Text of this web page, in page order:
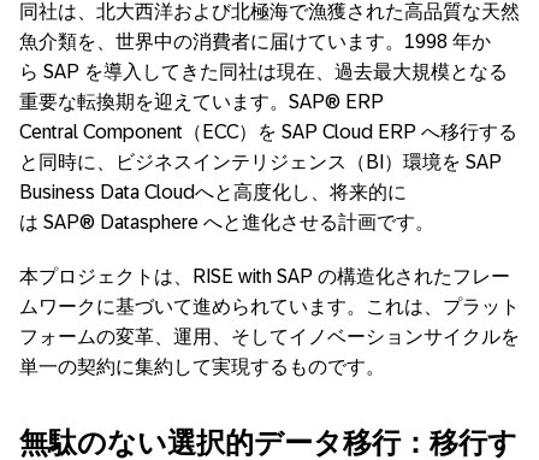
同社は、北大西洋および北極海で漁獲された高品質な天然
魚介類を、世界中の消費者に届けています。 1998 年か
ら SAP を導入してきた同社は現在、過去最大規模となる
重要な転換期を迎えています。 SAP® ERP
Central Component （ ECC） を SAP Cloud ERP へ移行する
と同時に、ビジネスインテリジェンス（ BI ）環境を SAP
Business Data Cloudへと高度化し、将来的に
は SAP® Datasphere へと進化させる計画です。
本プロジェクトは、 RISE with SAP の構造化されたフレー
ムワークに基づいて進められています。これは、プラット
フォームの変革、運用、そしてイノベーションサイクルを
単一の契約に集約して実現するものです。
無駄のない選択的データ移行：移行す